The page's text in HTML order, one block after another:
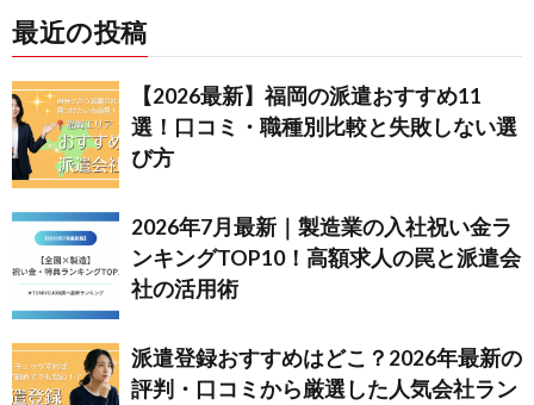
最近の投稿
【2026最新】福岡の派遣おすすめ11
選！口コミ・職種別比較と失敗しない選
び方
2026年7月最新｜製造業の入社祝い金ラ
ンキングTOP10！高額求人の罠と派遣会
社の活用術
派遣登録おすすめはどこ？2026年最新の
評判・口コミから厳選した人気会社ラン